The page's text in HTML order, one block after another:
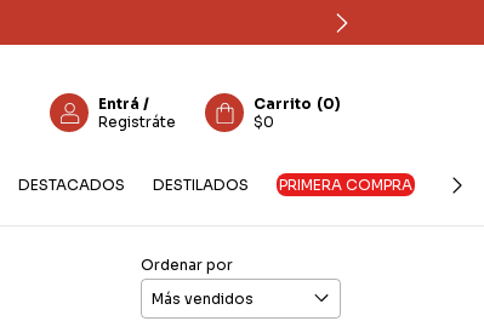
Entrá /
Registráte
Carrito (0)
$0
DESTACADOS DESTILADOS PRIMERA COMPRA
Ordenar por